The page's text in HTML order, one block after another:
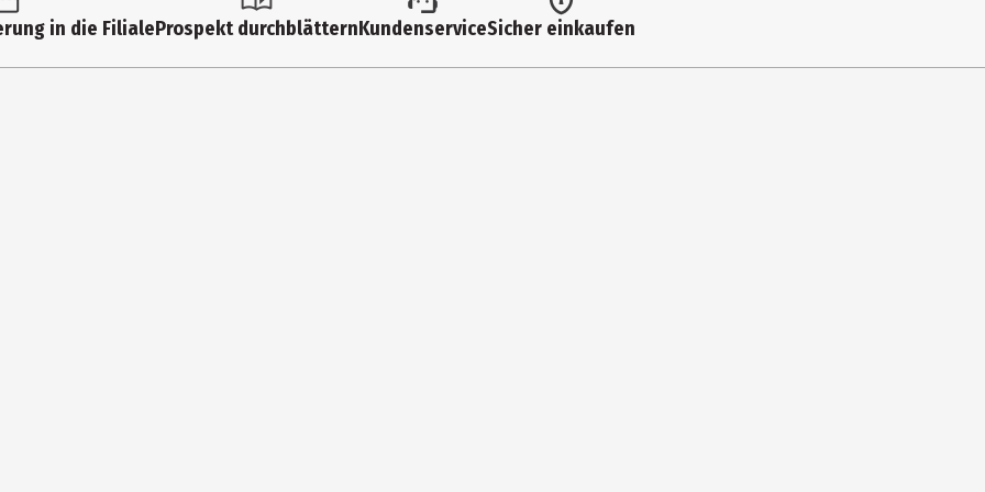
in die FilialeProspekt durchblätternKundenserviceSicher einkaufen